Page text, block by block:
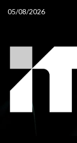
05/08/2026